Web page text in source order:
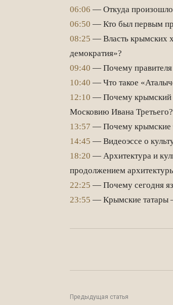
06:06 — Откуда
06:50 — Кто был первым
08:25 — Власть крымских
демократия»?
09:40 — Почему правителя
10:40 — Что такое
12:10 — Почему крымский
Московию Ивана Третьего?
13:57 — Почему крымские
14:45 — Видеоэссе о
18:20 — Архитектура и
продолжением
22:25 — Почему сегодня
23:55 — Крымские татары —
Предыдущая статья